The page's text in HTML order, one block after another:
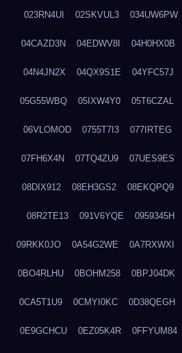
023RN4UI 02SKVUL3 034UW6PW
04CAZD3N 04EDWV8I 04H0HX0B
04N4JN2X 04QX9S1E 04YFC57J
05G55WBQ 05IXW4Y0 05T6CZAL
06VLOMOD 0755T7I3 077IRTEG
07FH6X4N 07TQ4ZU9 07UES9ES
08DIX912 08EH3GS2 08EKQPQ9
08R2TE13 091V6YQE 0959345H
09RKK0JO 0A54G2WE 0A7RXWXI
0BO4RLHU 0BOHM258 0BPJ04DK
0CA5T1U9 0CMYI0KC 0D38QEGH
0E9GCHCU 0EZ05K4R 0FFYUM84